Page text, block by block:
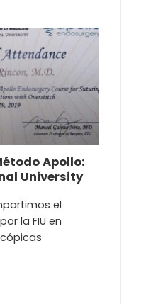
Apollo:
University
el
la FIU en